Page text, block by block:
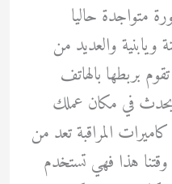
متواجدة حاليا
والعديد من
بربطها بالهاتف
في مكان عملك
المراقبة تعد من
هذا فهي تستخدم